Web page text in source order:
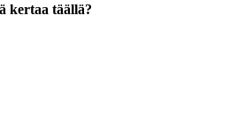
kertaa täällä?